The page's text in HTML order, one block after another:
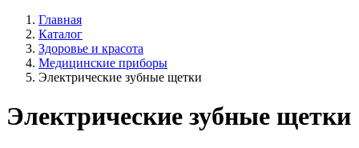
Главная
Каталог
Здоровье и красота
Медицинские приборы
Электрические зубные щетки
Электрические зубные щетки